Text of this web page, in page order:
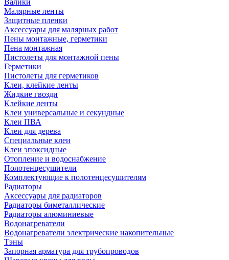
Валики
Малярные ленты
Защитные пленки
Аксессуары для малярных работ
Пены монтажные, герметики
Пена монтажная
Пистолеты для монтажной пены
Герметики
Пистолеты для герметиков
Клеи, клейкие ленты
Жидкие гвозди
Клейкие ленты
Клеи универсальные и секундные
Клеи ПВА
Клеи для дерева
Специальные клеи
Клеи эпоксидные
Отопление и водоснабжение
Полотенцесушители
Комплектующие к полотенцесушителям
Радиаторы
Аксессуары для радиаторов
Радиаторы биметаллические
Радиаторы алюминиевые
Водонагреватели
Водонагреватели электрические накопительные
Тэны
Запорная арматура для трубопроводов